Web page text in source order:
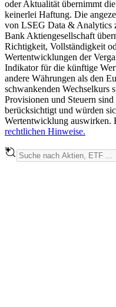
oder Aktualität übernimmt
keinerlei Haftung. Die
von LSEG Data & Analytics
Bank Aktiengesellschaft
Richtigkeit, Vollständigkeit
Wertentwicklungen der
Indikator für die künftige
andere Währungen als den
schwankenden Wechselkurs
Provisionen und Steuern
berücksichtigt und würden
Wertentwicklung auswirken.
rechtlichen Hinweise.